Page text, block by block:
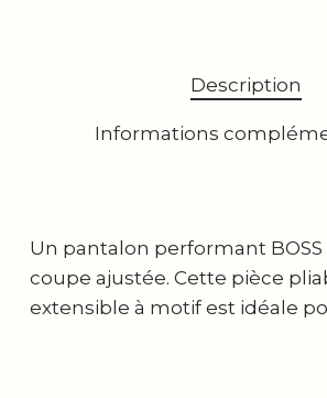
Description
Informations
Un pantalon performant
coupe ajustée. Cette pièce
extensible à motif est idéale